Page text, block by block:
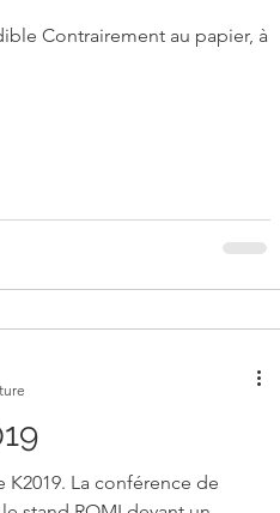
à
K2019. La conférence de